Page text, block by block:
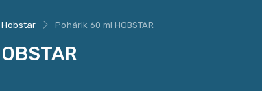
Hobstar Pohárik 60 ml HOBSTAR